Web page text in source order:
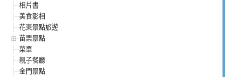
相片書
美食影相
花東景點旅遊
苗栗景點
菜單
親子餐廳
金門景點